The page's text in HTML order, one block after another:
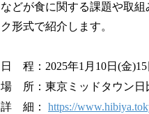
などが食に関する課題や取
ク形式で紹介します。
日 程：2025年1月10日(金
場 所：東京ミッドタウン日
詳 細： https://